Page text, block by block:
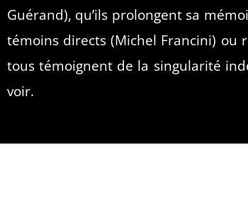
Guérand), qu’ils prolongent sa
témoins directs (Michel Francini) ou
tous témoignent de la singularité
voir.